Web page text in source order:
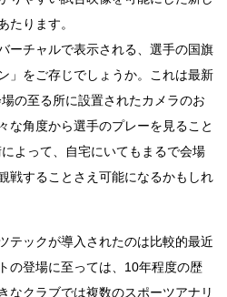
たります。
ーチャルで表示される、選手の国旗
」をご存じでしょうか。これは最新
の至る所に設置されたカメラのお
な角度から選手のプレーを見ること
よって、自宅にいてもまるで会場
戦することさえ可能になるかもしれ
テックが導入されたのは比較的最近
の登場に至っては、10年程度の歴
なクラブでは複数のスポーツアナリ